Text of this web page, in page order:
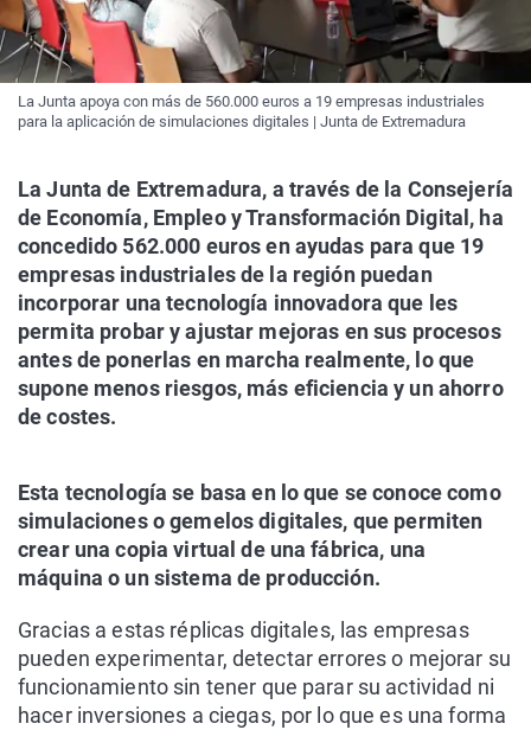
La Junta apoya con más de 560.000 euros a 19 empresas industriales
para la aplicación de simulaciones digitales | Junta de Extremadura
La Junta de Extremadura, a través de la Consejería
de Economía, Empleo y Transformación Digital, ha
concedido 562.000 euros en ayudas para que 19
empresas industriales de la región puedan
incorporar una tecnología innovadora que les
permita probar y ajustar mejoras en sus procesos
antes de ponerlas en marcha realmente, lo que
supone menos riesgos, más eficiencia y un ahorro
de costes.
Esta tecnología se basa en lo que se conoce como
simulaciones o gemelos digitales, que permiten
crear una copia virtual de una fábrica, una
máquina o un sistema de producción.
Gracias a estas réplicas digitales, las empresas
pueden experimentar, detectar errores o mejorar su
funcionamiento sin tener que parar su actividad ni
hacer inversiones a ciegas, por lo que es una forma